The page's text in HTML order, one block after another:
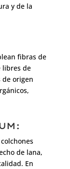
y de la
fibras de
libres de
de origen
de lana,
En